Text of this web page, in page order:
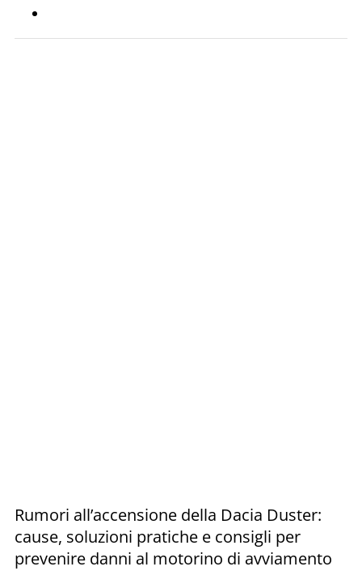
Rumori all’accensione della Dacia Duster:
cause, soluzioni pratiche e consigli per
prevenire danni al motorino di avviamento